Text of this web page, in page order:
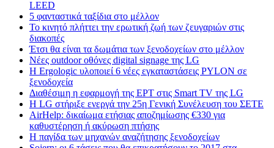
LEED
5 φανταστικά ταξίδια στο μέλλον
Το κινητό πλήττει την ερωτική ζωή των ζευγαριών στις
διακοπές
Έτσι θα είναι τα δωμάτια των ξενοδοχείων στο μέλλον
Nέες outdoor οθόνες digital signage της LG
Η Ergologic υλοποιεί 6 νέες εγκαταστάσεις PYLON σε
ξενοδοχεία
Διαθέσιμη η εφαρμογή της ΕΡΤ στις Smart TV της LG
Η LG στήριξε ενεργά την 25η Γενική Συνέλευση του ΣΕΤΕ
AirHelp: δικαίωμα ετήσιας αποζημίωσης €330 για
καθυστέρηση ή ακύρωση πτήσης
Η παγίδα των μηχανών αναζήτησης ξενοδοχείων